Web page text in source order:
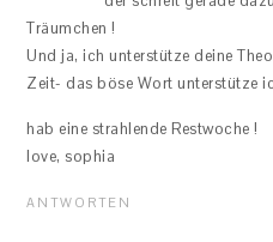
Träumchen !
Und ja, ich unterstütze deine
Zeit- das böse Wort unterstütze
hab eine strahlende Restwoche !
love, sophia
ANTWORTEN